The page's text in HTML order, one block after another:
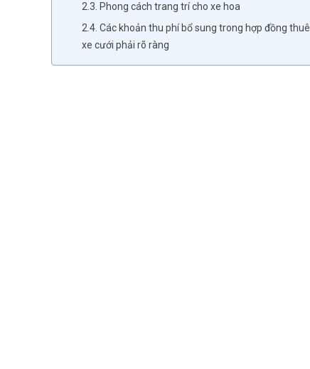
2.3. Phong cách trang trí cho xe hoa
2.4. Các khoản thu phí bổ sung trong hợp đồng thuê
xe cưới phải rõ ràng